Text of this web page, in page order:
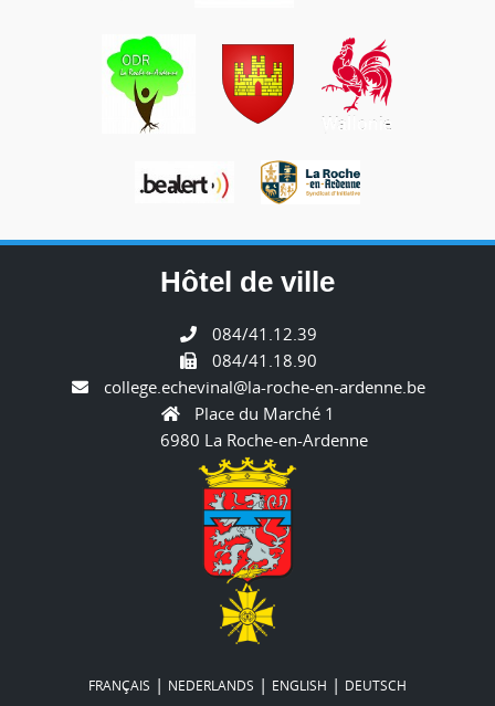
Hôtel de ville
084/41.12.39
084/41.18.90
college.echevinal@la-roche-en-ardenne.be
Place du Marché 1
6980 La Roche-en-Ardenne
FRANÇAIS | NEDERLANDS | ENGLISH | DEUTSCH